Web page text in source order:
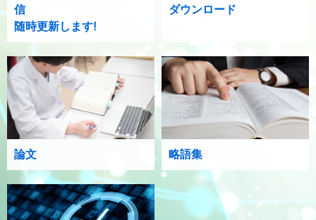
信
随時更新します!
ダウンロード
論文 略語集